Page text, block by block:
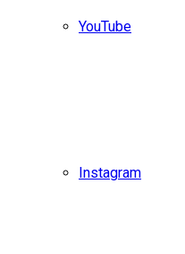
YouTube
Instagram